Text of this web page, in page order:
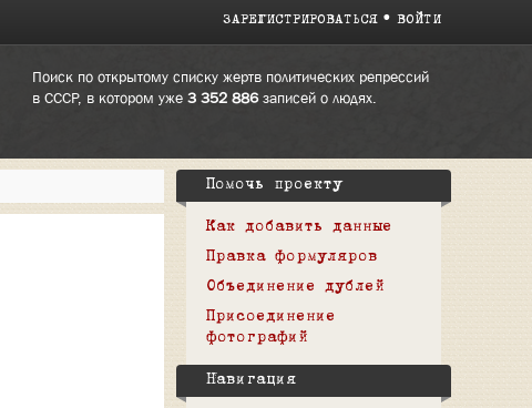
ЗАРЕГИСТРИРОВАТЬСЯ ВОЙТИ
Поиск по открытому списку жертв политических репрессий
в СССР, в котором уже 3 352 886записей о людях.
Помочь проекту
Как добавить данные
Правка формуляров
Объединение дублей
Присоединение
фотографий
Навигация